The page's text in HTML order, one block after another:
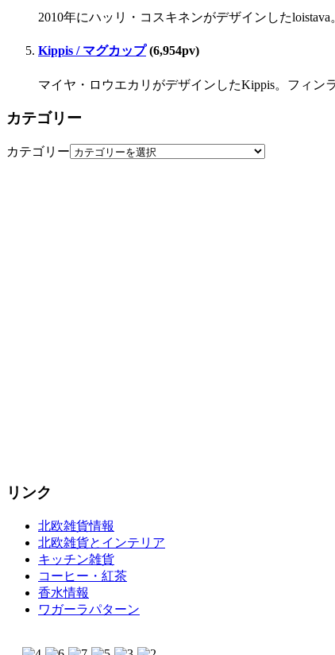
2010年にハッリ・コスキネンがデザインした
Kippis / マグカップ(6,954pv)
マイヤ・ロウエカリがデザインしたKippis。フィ
カテゴリー
カテゴリー
リンク
北欧雑貨情報
北欧雑貨とインテリア
キッチン雑貨
コーヒー・紅茶
香水情報
ワガーラパターン